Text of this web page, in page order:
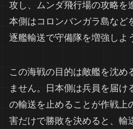
攻し、ムンダ飛行場の攻略を
本側はコロンバンガラ島など
逐艦輸送で守備隊を増強しよ
この海戦の目的は敵艦を沈め
ません。日本側は兵員を届け
の輸送を止めることが作戦上
害だけで勝敗を決めると、輸